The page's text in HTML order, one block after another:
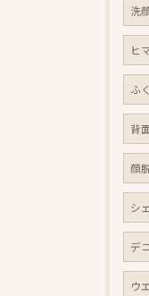
洗
ヒ
ふ
背
顔
シ
デ
ウ